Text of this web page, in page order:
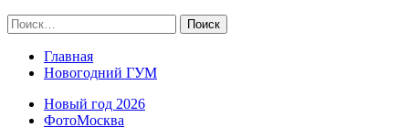
Найти:
Главная
Новогодний ГУМ
Новый год 2026
ФотоМосква